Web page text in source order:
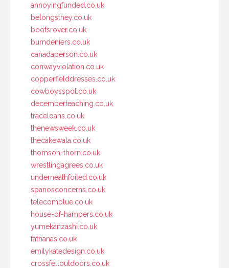
annoyingfunded.co.uk
belongsthey.co.uk
bootsrover.co.uk
burndeniers.co.uk
canadaperson.co.uk
conwayviolation.co.uk
copperfielddresses.co.uk
cowboysspot.co.uk
decemberteaching.co.uk
traceloans.co.uk
thenewsweek.co.uk
thecakewala.co.uk
thomson-thorn.co.uk
wrestlingagrees.co.uk
underneathfoiled.co.uk
spanosconcerns.co.uk
telecomblue.co.uk
house-of-hampers.co.uk
yumekanzashi.co.uk
fatnanas.co.uk
emilykatedesign.co.uk
crossfelloutdoors.co.uk